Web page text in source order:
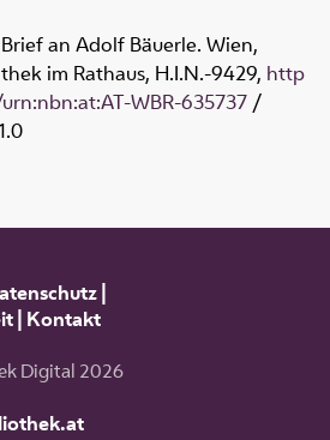
an Adolf Bäuerle. Wien,
im Rathaus, H.I.N.-9429, http
WBR-635737 /
|
| Kontakt
Digital 2026